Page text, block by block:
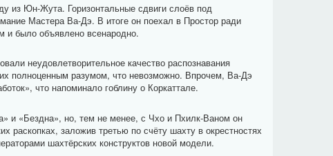
из Юн-Жута. Горизонтальные сдвиги слоёв под
Мастера Ва-Дэ. В итоге он поехал в Простор ради
и было объявлено всенародно.
неудовлетворительное качество распознавания
полноценным разумом, что невозможно. Впрочем, Ва-Дэ
что напоминало гоблину о Коркаттале.
и «Бездна», но, тем не менее, с Чхо и Пхилк-Ваном он
заложив третью по счёту шахту в окрестностях
шахтёрских конструктов новой модели.